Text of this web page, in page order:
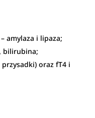
amylaza i lipaza;
bilirubina;
oraz fT4 i